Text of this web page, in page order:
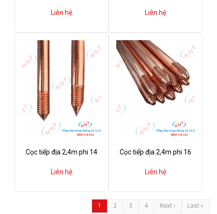
Liên hệ Liên hệ
Cọc tiếp địa 2,4m phi 14
Liên hệ
Cọc tiếp địa 2,4m phi 16
Liên hệ
1 2 3 4 Next › Last »